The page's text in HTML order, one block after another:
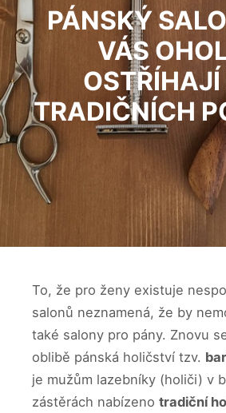
PÁNSKÝ
VÁS
OSTŘÍHAJÍ
TRADIČNÍCH
To, že pro ženy existuje
salonů neznamená, že by
také salony pro pány. Znovu
oblibě pánská holičství tzv.
je mužům lazebníky (holiči) v
zástěrách nabízeno tradiční